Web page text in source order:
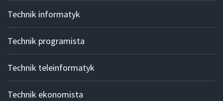
Technik informatyk
Technik programista
Technik teleinformatyk
Technik ekonomista